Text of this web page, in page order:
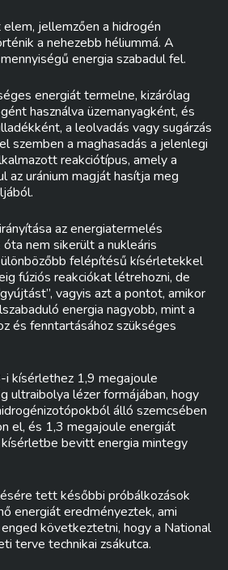
jellemzően a hidrogén
a nehezebb héliummá. A
energia szabadul fel.
energiát termelne, kizárólag
használva üzemanyagként, és
a leolvadás vagy sugárzás
szemben a maghasadás a jelenlegi
reakciótípus, amely a
az uránium magját hasítja meg
az energiatermelés
nem sikerült a nukleáris
felépítésű kísérletekkel
fúziós reakciókat létrehozni, de
vagyis azt a pontot, amikor
energia nagyobb, mint a
és fenntartásához szükséges
kísérlethez 1,9 megajoule
ultraibolya lézer formájában, hogy
álló szemcsében
el, és 1,3 megajoule energiát
bevitt energia mintegy
tett későbbi próbálkozások
energiát eredményeztek, ami
következtetni, hogy a National
terve technikai zsákutca.